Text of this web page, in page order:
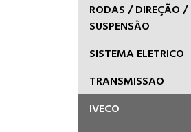
RODAS / DIREÇÃO /
SUSPENSÃO
SISTEMA ELETRICO
TRANSMISSAO
IVECO